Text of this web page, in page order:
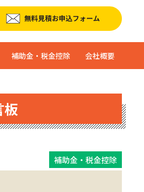
補助金・税金控除 会社概要
板
補助金・税金控除